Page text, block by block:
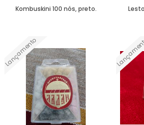
Kombuskini 100 nós, preto.
Lançamento